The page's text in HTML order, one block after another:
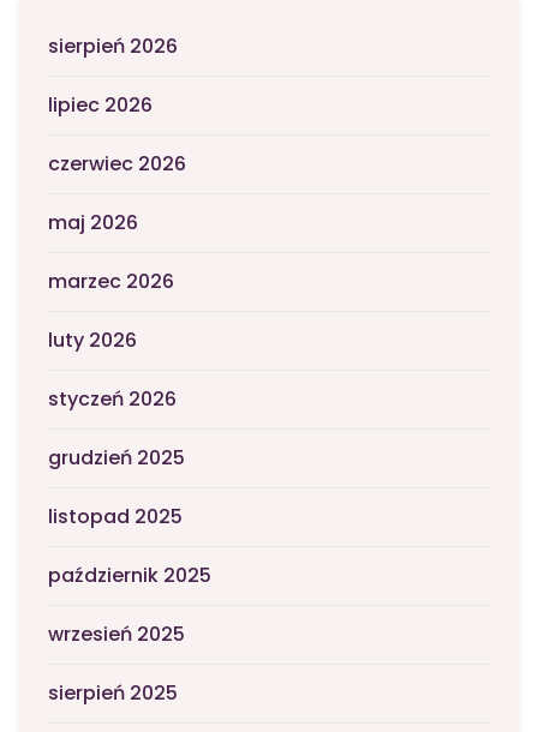
sierpień 2026
lipiec 2026
czerwiec 2026
maj 2026
marzec 2026
luty 2026
styczeń 2026
grudzień 2025
listopad 2025
październik 2025
wrzesień 2025
sierpień 2025